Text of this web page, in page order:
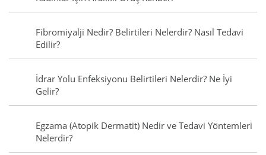
Fibromiyalji Nedir? Belirtileri Nelerdir? Nasıl Tedavi
Edilir?
İdrar Yolu Enfeksiyonu Belirtileri Nelerdir? Ne İyi
Gelir?
Egzama (Atopik Dermatit) Nedir ve Tedavi Yöntemleri
Nelerdir?